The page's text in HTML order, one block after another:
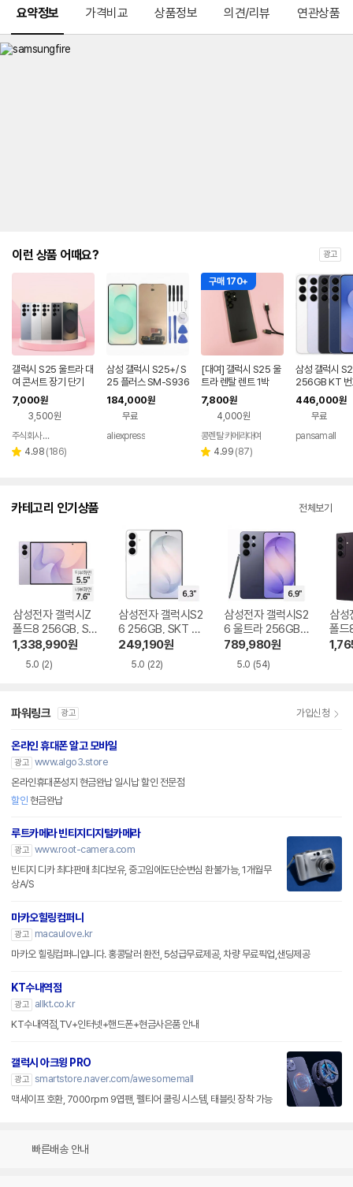
선
택
약
정
는
대
략
인
을
안
내
를
나
타
는
표
요약정보 가격비교 상품정보 의견/리뷰 연관상품
이런 상품 어때요? 광고
갤럭시 S25 울트라 대
여 콘서트 장기 단기
7,000원
3,500원
페이
주식회사 폰빌리지
별 4.98 리
(186)
삼성 갤럭시 S25+/ S
25 플러스 SM-S936
U/S936B 휴대폰 액
세서리에 적합한 프레
임 포함 오리지널 AM
OLED 스크린
184,000원
무료
aliexpress
구매 170+
[대여] 갤럭시 S25 울
트라 렌탈 렌트 1박
7,800원
4,000원
콩렌탈 카메라대여
별 4.99 리
(87)
삼성 갤럭시
256GB KT 번
공시지원 완납
446,000원
무료
pansamall
카테고리 인기상품 전체보기
삼성전자 갤럭시Z
폴드8 256GB, SK
T 기기변경 완납
1,338,990원
5.0 (2)
삼성전자 갤럭시S2
6 256GB, SKT 기
기변경 완납
249,190원
5.0 (22)
삼성전자 갤럭시S2
6 울트라 256GB,
SKT 기기변경 완납
789,980원
5.0 (54)
삼성
폴드
GB,
파워링크 광고 가입신청
온라인 휴대폰 알고 모바일
광고 www.algo3.store
온라인휴대폰성지 현금완납 일시납 할인 전문점
할인 현금완납
루트카메라 빈티지디지털카메라
광고 www.root-camera.com
빈티지 디카 최댜판매 최댜보유, 중고임에도단순변심 환불가능, 1개월무
상A/S
마카오힐링컴퍼니
광고
macaulove.kr
마카오 힐링컴퍼니입니다. 홍콩달러 환전, 5성급무료제공, 차량 무료픽업,샌딩제공
KT수내역점
광고
allkt.co.kr
KT수내역점,TV+인터넷+핸드폰+현금사은품 안내
갤럭시 아크윙 PRO
광고 smartstore.naver.com/awesomemall
맥세이프 호환, 7000rpm 9엽팬, 펠티어 쿨링 시스템, 태블릿 장착 가능
빠른배송 안내